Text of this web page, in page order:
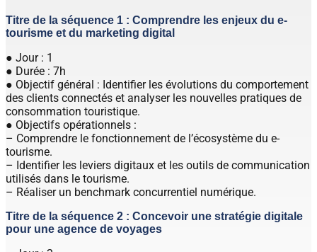
Titre de la séquence 1 : Comprendre les enjeux du e-
tourisme et du marketing digital
● Jour : 1
● Durée : 7h
● Objectif général : Identifier les évolutions du comportement
des clients connectés et analyser les nouvelles pratiques de
consommation touristique.
● Objectifs opérationnels :
– Comprendre le fonctionnement de l’écosystème du e-
tourisme.
– Identifier les leviers digitaux et les outils de communication
utilisés dans le tourisme.
– Réaliser un benchmark concurrentiel numérique.
Titre de la séquence 2 : Concevoir une stratégie digitale
pour une agence de voyages